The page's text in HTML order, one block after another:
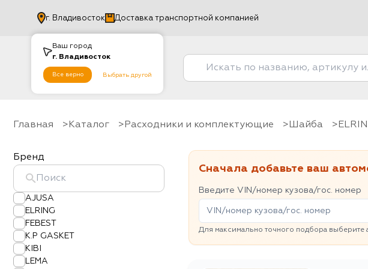
Ваш город
г. Владивосток
Все верно Выбрать другой
г. Владивосток Доставка транспортной компанией
Главная Каталог Расходники и комплектующие шайба
Бренд
AJUSA
ELRING
FEBEST
K.P GASKET
KIBI
LEMA
Сначала добавьте ваш
Введите VIN/номер кузова/гос. номер
Для максимально точного подбора выберите